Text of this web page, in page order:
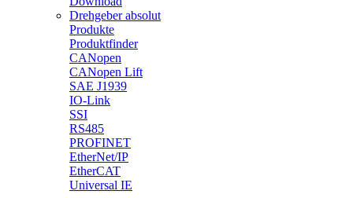
Drehgeber absolut
Produkte
Produktfinder
CANopen
CANopen Lift
SAE J1939
IO-Link
SSI
RS485
PROFINET
EtherNet/IP
EtherCAT
Universal IE